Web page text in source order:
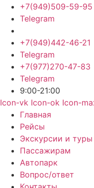
+7(949)509-59-95
Telegram
+7(949)442-46-21
Telegram
+7(977)270-47-83
Telegram
9:00-21:00
Icon-vk Icon-ok Icon-
Главная
Рейсы
Экскурсии и туры
Пассажирам
Автопарк
Вопрос/ответ